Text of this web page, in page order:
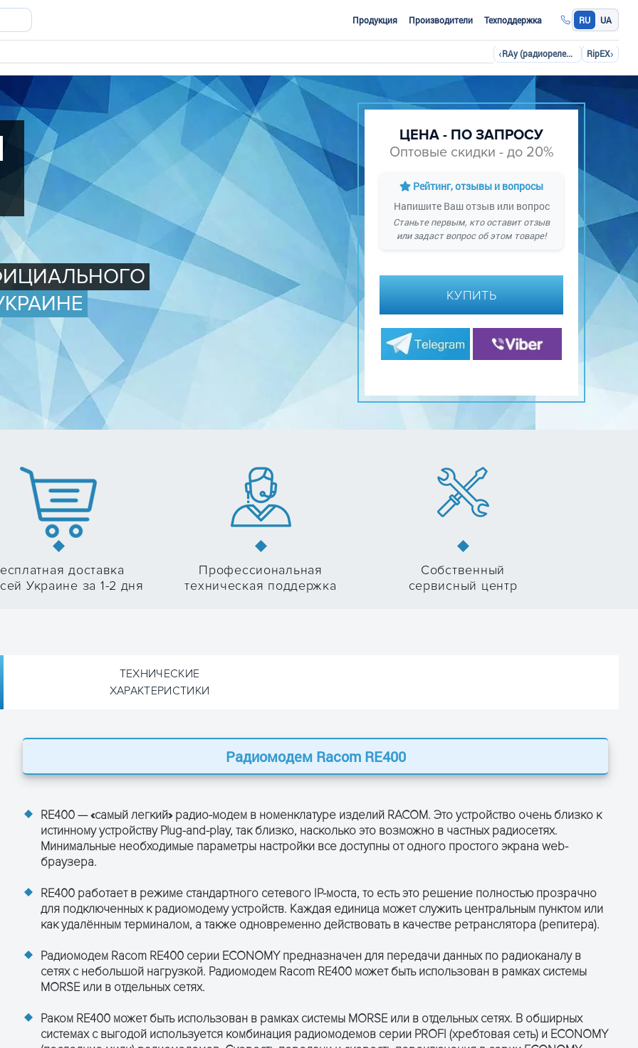
Продукция Производители Техподдержка RU UA
‹ RAy (радиорелейная станция) RipEX›
ЦЕНА - ПО ЗАПРОСУ
Оптовые скидки - до 20%
Рейтинг, отзывы и вопросы
Напишите Ваш отзыв или вопрос
Станьте первым, кто оставит отзыв
или задаст вопрос об этом товаре!
КУПИТЬ
доставка
Украине за 1-2 дня
Профессиональная
техническая поддержка
Собственный
сервисный центр
ТЕХНИЧЕСКИЕ
ХАРАКТЕРИСТИКИ
Радиомодем Racom RE400
RE400 — «самый легкий» радио-модем в номенклатуре изделий RACOM. Это устройство очень близко к
истинному устройству Plug-and-play, так близко, насколько это возможно в частных радиосетях.
Минимальные необходимые параметры настройки все доступны от одного простого экрана web-
браузера.
RE400 работает в режиме стандартного сетевого IP-моста, то есть это решение полностью прозрачно
для подключенных к радиомодему устройств. Каждая единица может служить центральным пунктом или
как удалённым терминалом, а также одновременно действовать в качестве ретранслятора (репитера).
Радиомодем Racom RE400 серии ECONOMY предназначен для передачи данных по радиоканалу в
сетях с небольшой нагрузкой. Радиомодем Racom RE400 может быть использован в рамках системы
MORSE или в отдельных сетях.
Раком RE400 может быть использован в рамках системы MORSE или в отдельных сетях. В обширных
системах с выгодой используется комбинация радиомодемов серии PROFI (хребтовая сеть) и ECONOMY
Racom RE400
373.25 – 484 МГц
Модели: 373-402; 400-420; 417-447; 435-466; 462-484
+/- 1.0 ppm
10.4 кбит/сек в канале на 25 кГц
5.2 кбит/сек в канале на 12.5 кГц
2.6 кбит/сек в канале на 6.25 кГц
ОСТАВЬТЕ ЗАЯВКУ